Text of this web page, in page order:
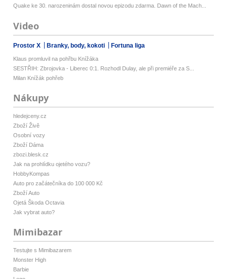
Quake ke 30. narozeninám dostal novou epizodu zdarma. Dawn of the Mach...
Video
Prostor X Branky, body, kokoti Fortuna liga
Klaus promluvil na pohřbu Knížáka
SESTŘIH: Zbrojovka - Liberec 0:1. Rozhodl Dulay, ale při premiéře za S...
Milan Knížák pohřeb
Nákupy
hledejceny.cz
Zboží Živě
Osobní vozy
Zboží Dáma
zbozi.blesk.cz
Jak na prohlídku ojetého vozu?
HobbyKompas
Auto pro začátečníka do 100 000 Kč
Zboží Auto
Ojetá Škoda Octavia
Jak vybrat auto?
Mimibazar
Testujte s Mimibazarem
Monster High
Barbie